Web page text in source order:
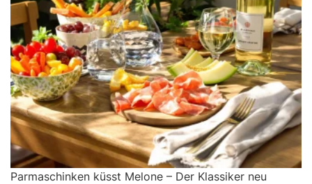
Parmaschinken küsst Melone – Der Klassiker neu